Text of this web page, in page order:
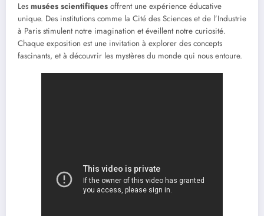
Les musées scientifiques offrent une expérience éducative
unique. Des institutions comme la Cité des Sciences et de l’Industrie
à Paris stimulent notre imagination et éveillent notre curiosité.
Chaque exposition est une invitation à explorer des concepts
fascinants, et à découvrir les mystères du monde qui nous entoure.